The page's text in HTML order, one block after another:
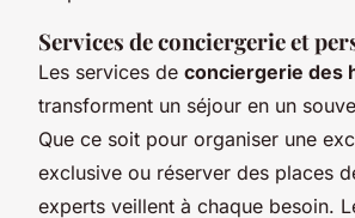
Services de conciergerie et
Les services de conciergerie des
transforment un séjour en un
Que ce soit pour organiser une
exclusive ou réserver des places
experts veillent à chaque besoin.